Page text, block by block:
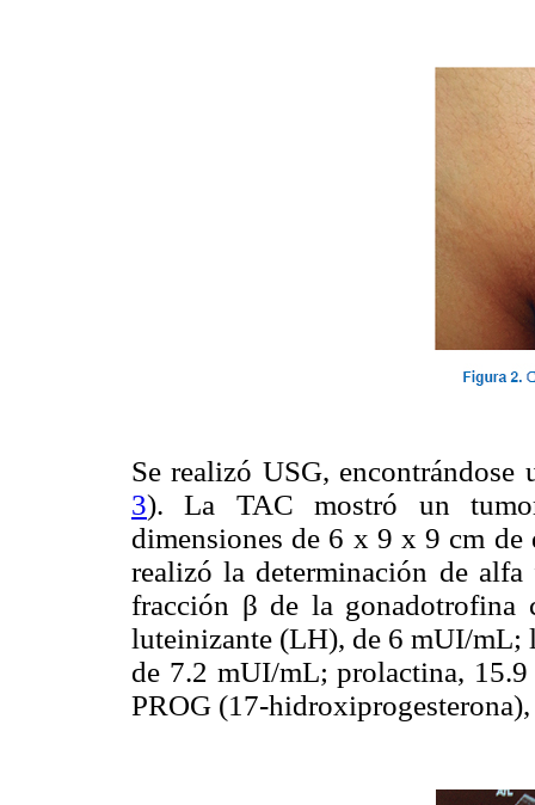
Se realizó USG,
3). La TAC mostró un
dimensiones de 6 x 9 x 9 cm
realizó la determinación de
fracción β de la
luteinizante (LH), de 6 mUI/mL;
de 7.2 mUI/mL; prolactina,
PROG (17-